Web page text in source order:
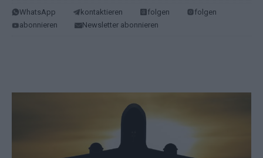
WhatsApp kontaktieren folgen
folgen
abonnieren
Newsletter abonnieren